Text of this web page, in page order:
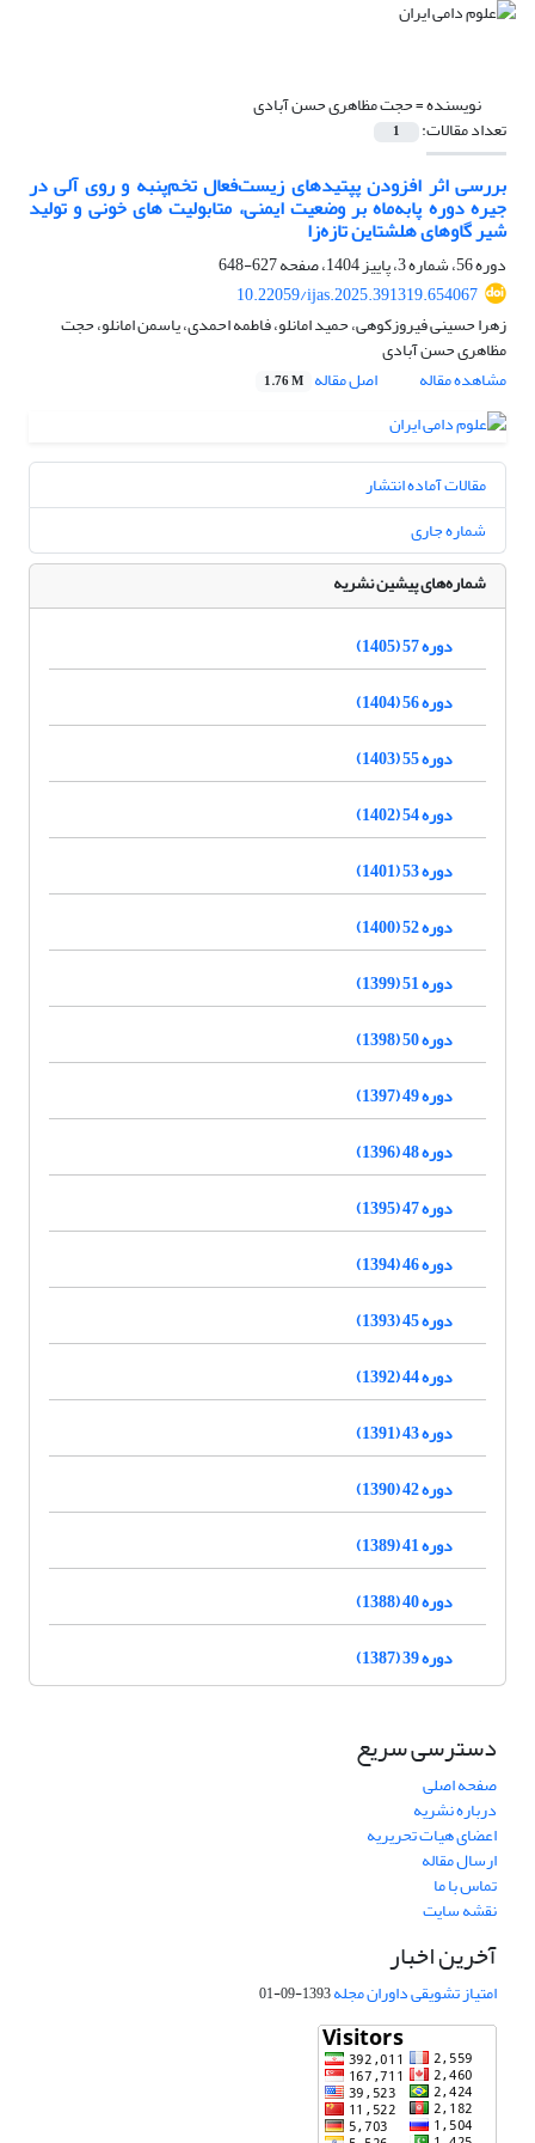
نویسنده =حجت مظاهری حسن آبادی
تعداد مقالات: 1
بررسی اثر افزودن پپتیدهای زیست‌فعال تخم‌پنبه و روی آلی در
جیره دوره پابه‌ماه بر وضعیت ایمنی، متابولیت های خونی و تولید
شیر گاوهای هلشتاین تازه‌زا
دوره 56، شماره 3، پاییز 1404، صفحه
627-648
10.22059/ijas.2025.391319.654067
زهرا حسینی فیروزکوهی، حمید امانلو، فاطمه احمدی، یاسمن امانلو، حجت
مظاهری حسن آبادی
مشاهده مقاله
اصل مقاله 1.76 M
مقالات آماده انتشار
شماره جاری
شماره‌های پیشین نشریه
دوره 57 (1405)
دوره 56 (1404)
دوره 55 (1403)
دوره 54 (1402)
دوره 53 (1401)
دوره 52 (1400)
دوره 51 (1399)
دوره 50 (1398)
دوره 49 (1397)
دوره 48 (1396)
دوره 47 (1395)
دوره 46 (1394)
دوره 45 (1393)
دوره 44 (1392)
دوره 43 (1391)
دوره 42 (1390)
دوره 41 (1389)
دوره 40 (1388)
دوره 39 (1387)
دسترسی سریع
صفحه اصلی
درباره نشریه
اعضای هیات تحریریه
ارسال مقاله
تماس با ما
نقشه سایت
آخرین اخبار
امتیاز تشویقی داوران مجله1393-09-01